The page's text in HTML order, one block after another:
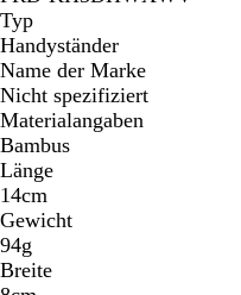
Typ
Handyständer
Name der Marke
Nicht spezifiziert
Materialangaben
Bambus
Länge
14cm
Gewicht
94g
Breite